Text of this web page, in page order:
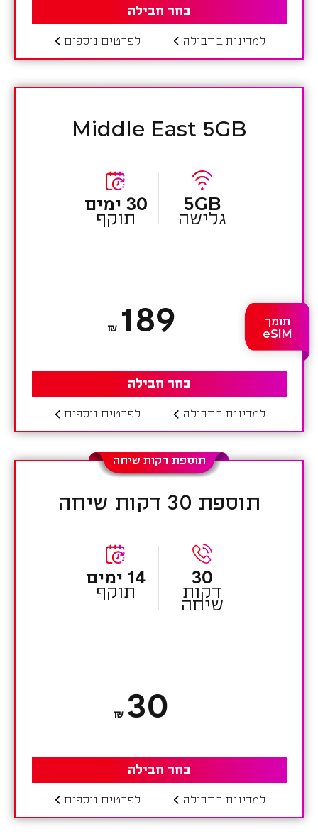
למדינות בחבילה לפרטים נוספים
בחר חבילה
Middle East 5GB
5GB
גלישה
30 ימים
תוקף
תומך
eSIM
₪ 189
למדינות בחבילה לפרטים נוספים
בחר חבילה
תוספת דקות שיחה
תוספת 30 דקות שיחה
30
דקות
שיחה
14 ימים
תוקף
₪ 30
למדינות בחבילה לפרטים נוספים
בחר חבילה